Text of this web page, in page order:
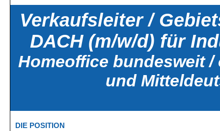
Verkaufsleiter /
DACH (m/w/d) für
Homeoffice bundesweit /
und
DIE POSITION